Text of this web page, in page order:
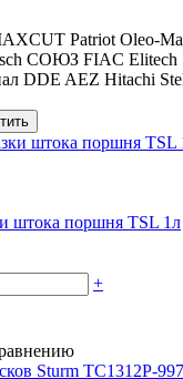
Patriot Oleo-
СОЮЗ FIAC Elitech
DDE AEZ Hitachi
штока поршня TSL 1л
+